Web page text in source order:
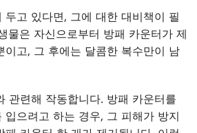
고 있다면, 그에 대한 대비책이 필
물은 자신으로부터 방패 카운터가 제
이고, 그 후에는 달콤한 복수만이 남
관련해 작동합니다. 방패 카운터를
입으려고 하는 경우, 그 피해가 방지